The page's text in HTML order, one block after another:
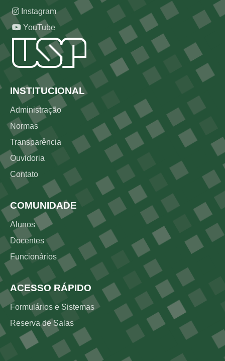
Instagram
YouTube
Rodapé
INSTITUCIONAL
Administração
Normas
Transparência
Ouvidoria
Contato
COMUNIDADE
Alunos
Docentes
Funcionários
ACESSO RÁPIDO
Formulários e Sistemas
Reserva de Salas